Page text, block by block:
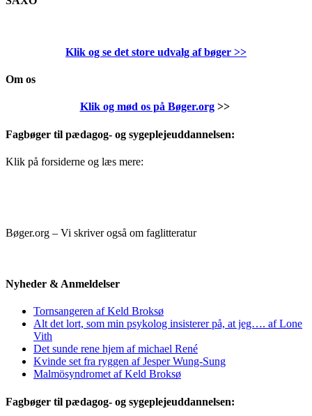
Klik og se det store udvalg af bøger >>
Om os
Klik og mød os på Bøger.org>>
Fagbøger til pædagog- og sygeplejeuddannelsen:
Klik på forsiderne og læs mere:
Bøger.org – Vi skriver også om faglitteratur
Nyheder & Anmeldelser
Tornsangeren af Keld Broksø
Alt det lort, som min psykolog insisterer på, at jeg…. af Lone
Vith
Det sunde rene hjem af michael René
Kvinde set fra ryggen af Jesper Wung-Sung
Malmösyndromet af Keld Broksø
Fagbøger til pædagog- og sygeplejeuddannelsen: